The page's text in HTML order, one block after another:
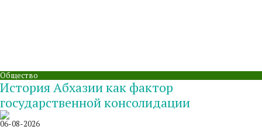
Общество
История Абхазии как фактор
государственной консолидации
06-08-2026